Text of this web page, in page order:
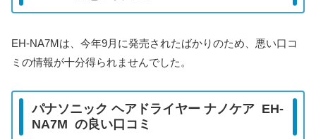
EH-NA7Mは、今年9月に発売されたばかりのため、悪い口コ
ミの情報が十分得られませんでした。
パナソニック ヘアドライヤー ナノケア EH-
NA7M の良い口コミ